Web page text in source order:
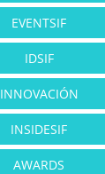
EVENTSIF
IDSIF
INNOVACIÓN
INSIDESIF
AWARDS